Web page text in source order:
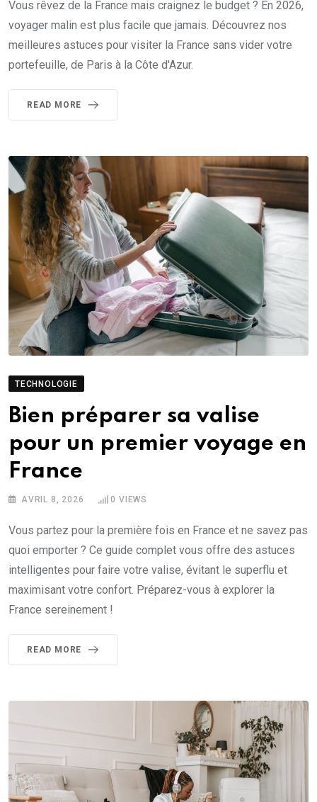
Vous rêvez de la France mais craignez le budget ? En 2026,
voyager malin est plus facile que jamais. Découvrez nos
meilleures astuces pour visiter la France sans vider votre
portefeuille, de Paris à la Côte d'Azur.
READ MORE
TECHNOLOGIE
Bien préparer sa valise
pour un premier voyage en
France
AVRIL 8, 2026 0 VIEWS
Vous partez pour la première fois en France et ne savez pas
quoi emporter ? Ce guide complet vous offre des astuces
intelligentes pour faire votre valise, évitant le superflu et
maximisant votre confort. Préparez-vous à explorer la
France sereinement !
READ MORE